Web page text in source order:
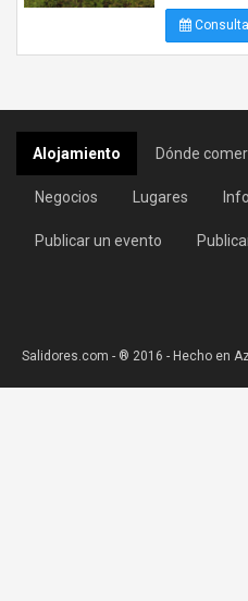
Alojamiento Dónde comer
Negocios Lugares
Publicar un evento
Salidores.com - ® 2016 - Hecho en